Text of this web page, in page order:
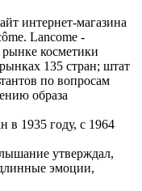
интернет-магазина
Lancome -
косметики
135 стран; штат
по вопросам
образа
в 1935 году, с 1964
утверждал,
эмоции,